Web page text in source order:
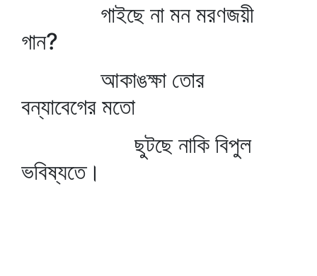
গাইছে না মন মরণজয়ী
গান?
আকাঙক্ষা তোর
বন্যাবেগের মতো
ছুটছে নাকি বিপুল
ভবিষ্যতে।